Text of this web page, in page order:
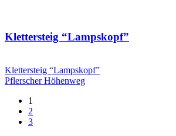
Klettersteig “Lampskopf”
Klettersteig “Lampskopf”
Pflerscher Höhenweg
1
2
3